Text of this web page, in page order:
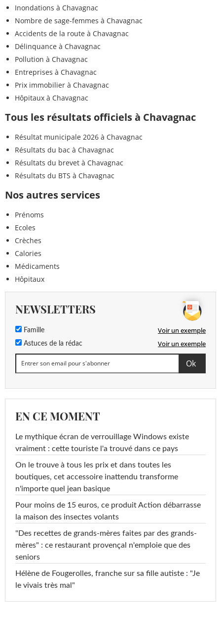
Inondations à Chavagnac
Nombre de sage-femmes à Chavagnac
Accidents de la route à Chavagnac
Délinquance à Chavagnac
Pollution à Chavagnac
Entreprises à Chavagnac
Prix immobilier à Chavagnac
Hôpitaux à Chavagnac
Tous les résultats officiels à Chavagnac
Résultat municipale 2026 à Chavagnac
Résultats du bac à Chavagnac
Résultats du brevet à Chavagnac
Résultats du BTS à Chavagnac
Nos autres services
Prénoms
Ecoles
Crèches
Calories
Médicaments
Hôpitaux
NEWSLETTERS
Famille Voir un exemple
Astuces de la rédac Voir un exemple
EN CE MOMENT
Le mythique écran de verrouillage Windows existe
vraiment : cette touriste l'a trouvé dans ce pays
On le trouve à tous les prix et dans toutes les
boutiques, cet accessoire inattendu transforme
n'importe quel jean basique
Pour moins de 15 euros, ce produit Action débarrasse
la maison des insectes volants
"Des recettes de grands-mères faites par des grands-
mères" : ce restaurant provençal n'emploie que des
seniors
Hélène de Fougerolles, franche sur sa fille autiste : "Je
le vivais très mal"